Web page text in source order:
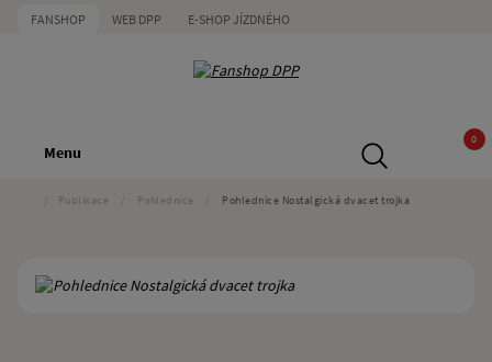
FANSHOP WEB DPP E-SHOP JÍZDNÉHO
Menu
0
Publikace Pohlednice Pohlednice Nostalgická dvacet trojka